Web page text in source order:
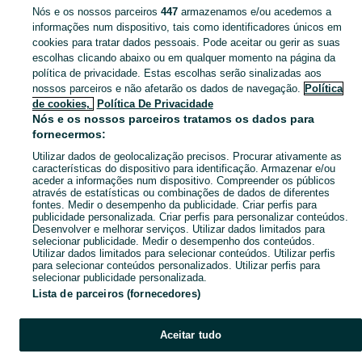
Descubra os anúncios classificados gratuitos em Sebal E Belide no OLX Portugal. Desde empregos a serviços e produtos, encontre tudo o que precisa localmente. Mostrar
Mapa do site
Mapa das freguesias
Mapa de mini-sites
Pesquisas populares
Nós e os nossos parceiros 447armazenamos e/ou acedemos a
informações num dispositivo, tais como identificadores únicos em
cookies para tratar dados pessoais. Pode aceitar ou gerir as suas
escolhas clicando abaixo ou em qualquer momento na página da
política de privacidade. Estas escolhas serão sinalizadas aos
nossos parceiros e não afetarão os dados de navegação. Política
de cookies,
Política De Privacidade
Nós e os nossos parceiros tratamos os dados para
fornecermos:
Utilizar dados de geolocalização precisos. Procurar ativamente as
características do dispositivo para identificação. Armazenar e/ou
aceder a informações num dispositivo. Compreender os públicos
através de estatísticas ou combinações de dados de diferentes
fontes. Medir o desempenho da publicidade. Criar perfis para
publicidade personalizada. Criar perfis para personalizar conteúdos.
Desenvolver e melhorar serviços. Utilizar dados limitados para
selecionar publicidade. Medir o desempenho dos conteúdos.
Utilizar dados limitados para selecionar conteúdos. Utilizar perfis
para selecionar conteúdos personalizados. Utilizar perfis para
selecionar publicidade personalizada.
Lista de parceiros (fornecedores)
Aceitar tudo